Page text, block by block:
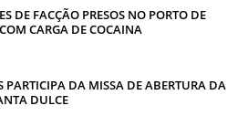
DE FACÇÃO PRESOS NO PORTO DE
CARGA DE COCAINA
PARTICIPA DA MISSA DE ABERTURA DA
DULCE